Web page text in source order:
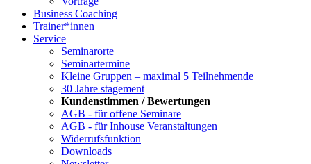
Business Coaching
Trainer*innen
Service
Seminarorte
Seminartermine
Kleine Gruppen – maximal 5 Teilnehmende
30 Jahre stagement
Kundenstimmen / Bewertungen
AGB - für offene Seminare
AGB - für Inhouse Veranstaltungen
Widerrufsfunktion
Downloads